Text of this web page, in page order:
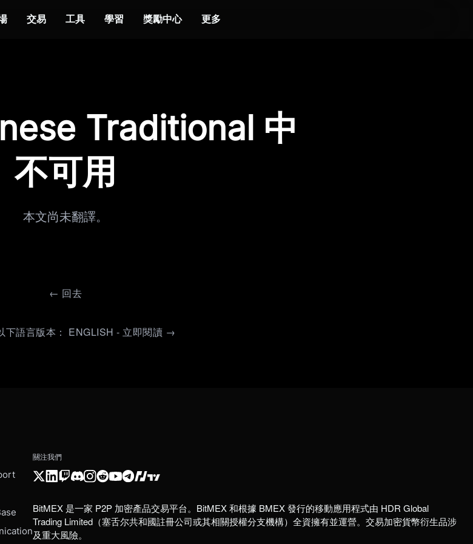
交易 工具 學習 獎勵中心 更多
Traditional 中
不可用
本文尚未翻譯。
← 回去
下語言版本： ENGLISH - 立即閱讀 →
關注我們
BitMEX 是一家 P2P 加密產品交易平台。BitMEX 和根據 BMEX 發行的移動應用程式由 HDR Global
Trading Limited（塞舌尔共和國註冊公司或其相關授權分支機構）全資擁有並運營。交易加密貨幣衍生品涉
及重大風險。